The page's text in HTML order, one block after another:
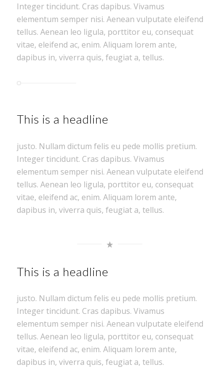
Integer tincidunt. Cras dapibus. Vivamus
elementum semper nisi. Aenean vulputate eleifend
tellus. Aenean leo ligula, porttitor eu, consequat
vitae, eleifend ac, enim. Aliquam lorem ante,
dapibus in, viverra quis, feugiat a, tellus.
This is a headline
justo. Nullam dictum felis eu pede mollis pretium.
Integer tincidunt. Cras dapibus. Vivamus
elementum semper nisi. Aenean vulputate eleifend
tellus. Aenean leo ligula, porttitor eu, consequat
vitae, eleifend ac, enim. Aliquam lorem ante,
dapibus in, viverra quis, feugiat a, tellus.
This is a headline
justo. Nullam dictum felis eu pede mollis pretium.
Integer tincidunt. Cras dapibus. Vivamus
elementum semper nisi. Aenean vulputate eleifend
tellus. Aenean leo ligula, porttitor eu, consequat
vitae, eleifend ac, enim. Aliquam lorem ante,
dapibus in, viverra quis, feugiat a, tellus.